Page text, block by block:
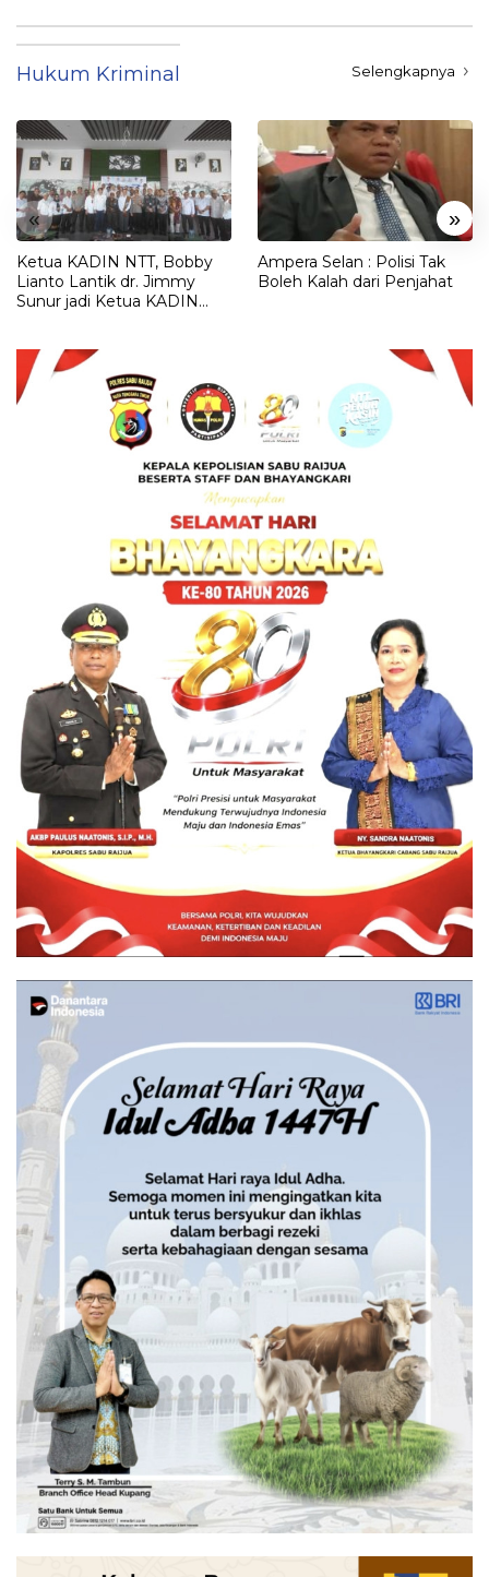
Hukum Kriminal Selengkapnya
« »
Ketua KADIN NTT, Bobby
Lianto Lantik dr. Jimmy
Sunur jadi Ketua KADIN
Ampera Selan : Polisi Tak
Boleh Kalah dari Penjahat